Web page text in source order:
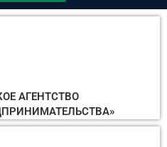
АГЕНТСТВО